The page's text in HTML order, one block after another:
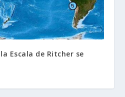
Escala de Ritcher se